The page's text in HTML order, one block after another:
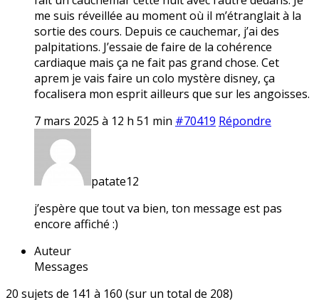
me suis réveillée au moment où il m’étranglait à la
sortie des cours. Depuis ce cauchemar, j’ai des
palpitations. J’essaie de faire de la cohérence
cardiaque mais ça ne fait pas grand chose. Cet
aprem je vais faire un colo mystère disney, ça
focalisera mon esprit ailleurs que sur les angoisses.
7 mars 2025 à 12 h 51 min #70419 Répondre
patate12
j’espère que tout va bien, ton message est pas
encore affiché :)
Auteur
Messages
20 sujets de 141 à 160 (sur un total de 208)